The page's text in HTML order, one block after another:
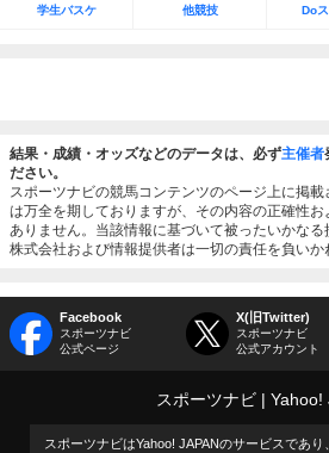
学生バスケ 他競技 Do
結果・成績・オッズなどのデータは、必ず主催者
ださい。
スポーツナビの競馬コンテンツのページ上に掲
は万全を期しておりますが、その内容の正確性
ありません。当該情報に基づいて被ったいかな
株式会社および情報提供者は一切の責任を負いか
Facebook
スポーツナビ
公式ページ
X(旧Twitter)
スポーツナビ
公式アカウント
スポーツナビ Yahoo!
スポーツナビはYahoo! JAPANのサービスであ